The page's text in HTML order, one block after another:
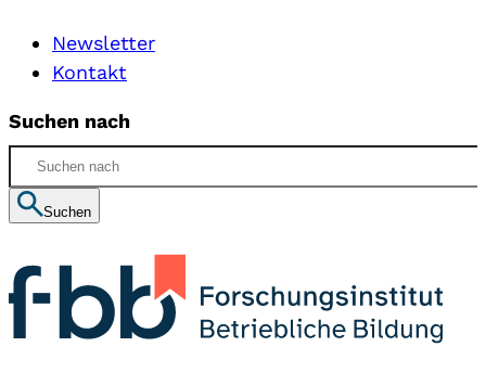
Newsletter
Kontakt
Suchen nach
Suchen